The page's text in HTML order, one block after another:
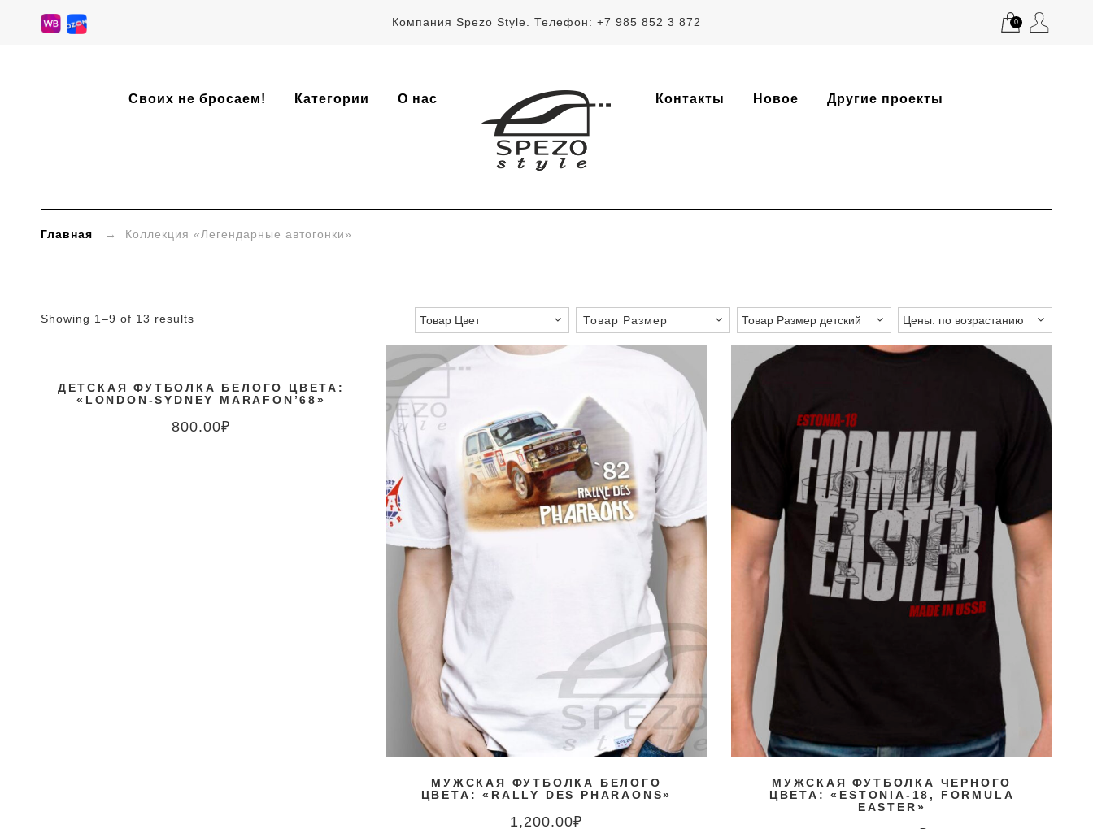
Компания Spezo Style. Телефон: +7 985 852 3 872 0
Коллекция
Своих не бросаем! Категории О нас Контакты Новое Другие проекты
Главная → Коллекция «Легендарные автогонки»
Showing 1–9 of 13 results Товар Размер
ДЕТСКАЯ ФУТБОЛКА БЕЛОГО ЦВЕТА:
«LONDON-SYDNEY MARAFON’68»
800.00₽
МУЖСКАЯ ФУТБОЛКА БЕЛОГО
ЦВЕТА: «RALLY DES PHARAONS»
1,200.00₽
МУЖСКАЯ ФУТБОЛКА ЧЕРНОГО
ЦВЕТА: «ESTONIA-18, FORMULA
EASTER»